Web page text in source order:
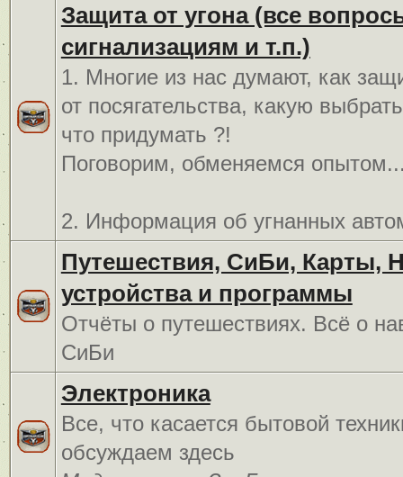
Защита от угона (все
сигнализациям и т.п.)
1. Многие из нас думают, как
от посягательства, какую
что придумать ?!
Поговорим, обменяемся
2. Информация об угнанных
Путешествия, СиБи, Карты,
устройства и программы
Отчёты о путешествиях. Всё о
СиБи
Электроника
Все, что касается бытовой
обсуждаем здесь